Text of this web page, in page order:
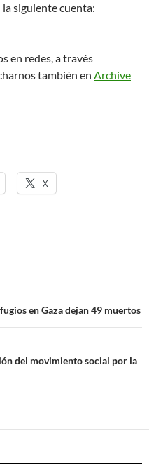
la siguiente cuenta:
en redes, a través
también en Archive
X
en Gaza dejan 49 muertos
del movimiento social por la